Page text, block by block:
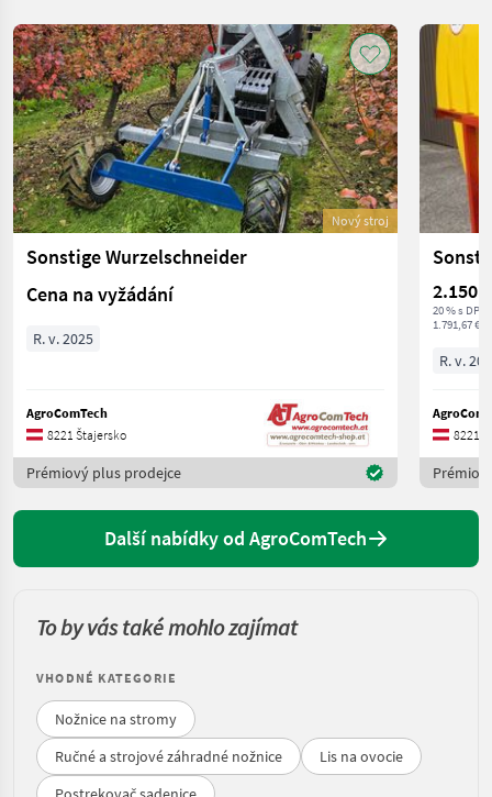
Nový stroj
Sonstige Wurzelschneider
Cena na vyžádání
R. v. 2025
AgroComTech
8221 Štajersko
Prémiový plus prodejce
2.150 €
20 % s DPH
1.791,67 €
R. v.
8221
Další nabídky od AgroComTech
To by vás také mohlo zajímat
VHODNÉ KATEGORIE
Nožnice na stromy
Ručné a strojové záhradné nožnice
Lis na ovocie